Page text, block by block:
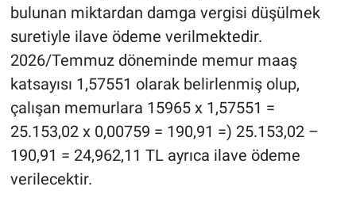
bulunan miktardan damga vergisi düşülmek
suretiyle ilave ödeme verilmektedir.
2026/Temmuz döneminde memur maaş
katsayısı 1,57551 olarak belirlenmiş olup,
çalışan memurlara 15965 x 1,57551 =
25.153,02 x 0,00759 = 190,91 =) 25.153,02 –
190,91 = 24,962,11 TL ayrıca ilave ödeme
verilecektir.